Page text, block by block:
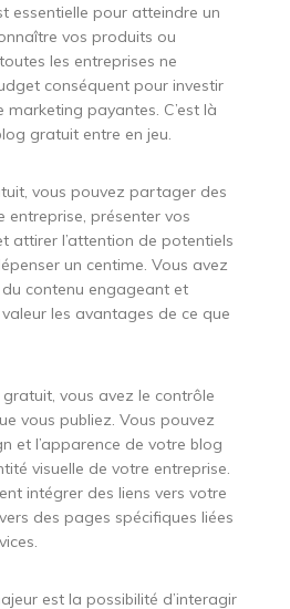
essentielle pour atteindre un
vos produits ou
les entreprises ne
conséquent pour investir
payantes. C’est là
gratuit entre en jeu.
vous pouvez partager des
entreprise, présenter vos
attirer l’attention de potentiels
un centime. Vous avez
contenu engageant et
les avantages de ce que
vous avez le contrôle
vous publiez. Vous pouvez
et l’apparence de votre blog
visuelle de votre entreprise.
intégrer des liens vers votre
des pages spécifiques liées
est la possibilité d’interagir